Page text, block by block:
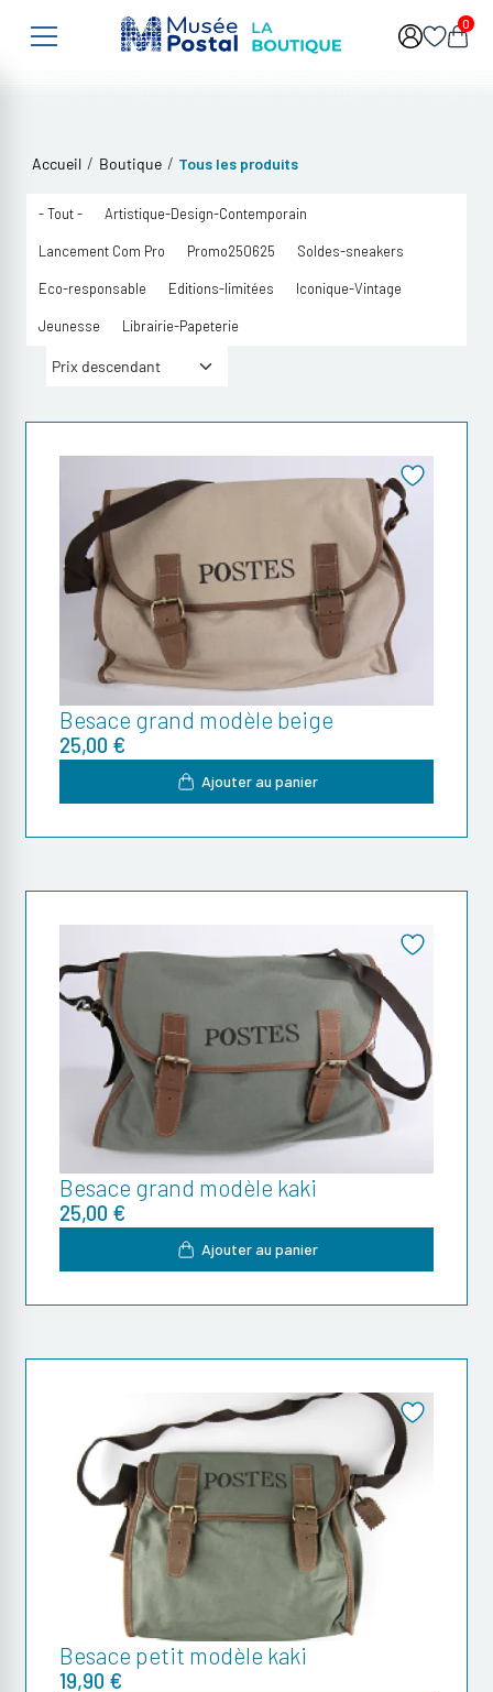
Aller au contenu principal
0
Accueil / Boutique / Tous les produits
- Tout - Artistique-Design-Contemporain
Lancement Com Pro Promo250625 Soldes-sneakers
Eco-responsable Editions-limitées Iconique-Vintage
Jeunesse Librairie-Papeterie
Besace grand modèle beige
25,00 €
Ajouter au panier
Besace grand modèle kaki
25,00 €
Ajouter au panier
Besace petit modèle kaki
19,90 €